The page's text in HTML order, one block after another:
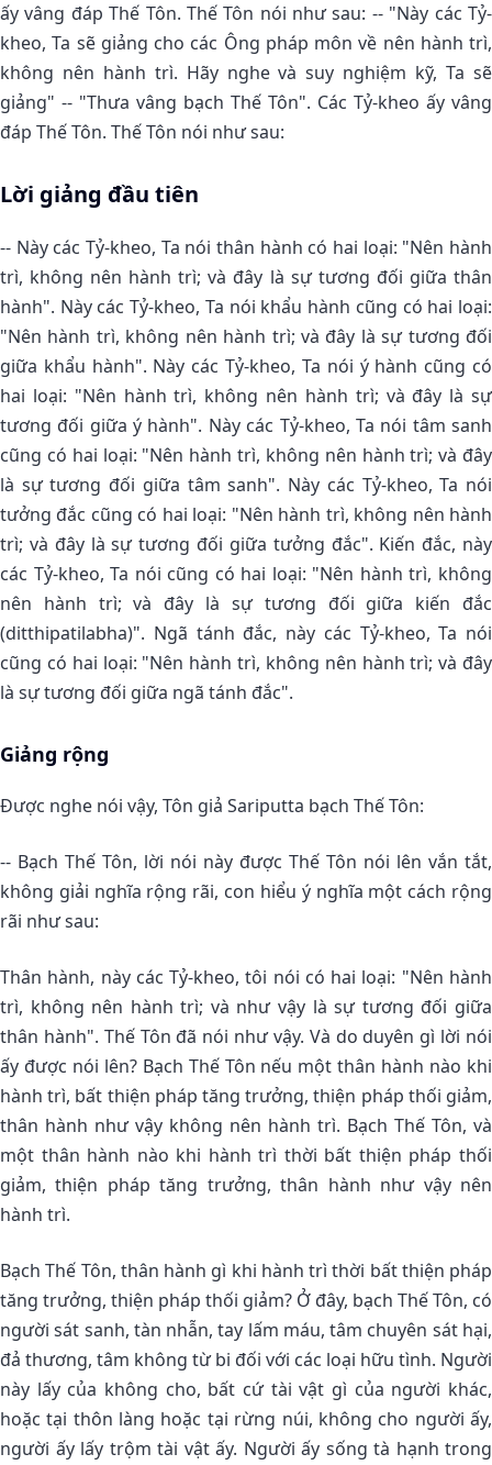
ấy vâng đáp Thế Tôn. Thế Tôn nói như sau: -- "Này các Tỷ-
kheo, Ta sẽ giảng cho các Ông pháp môn về nên hành trì,
không nên hành trì. Hãy nghe và suy nghiệm kỹ, Ta sẽ
giảng" -- "Thưa vâng bạch Thế Tôn". Các Tỷ-kheo ấy vâng
đáp Thế Tôn. Thế Tôn nói như sau:
Lời giảng đầu tiên
-- Này các Tỷ-kheo, Ta nói thân hành có hai loại: "Nên hành
trì, không nên hành trì; và đây là sự tương đối giữa thân
hành". Này các Tỷ-kheo, Ta nói khẩu hành cũng có hai loại:
"Nên hành trì, không nên hành trì; và đây là sự tương đối
giữa khẩu hành". Này các Tỷ-kheo, Ta nói ý hành cũng có
hai loại: "Nên hành trì, không nên hành trì; và đây là sự
tương đối giữa ý hành". Này các Tỷ-kheo, Ta nói tâm sanh
cũng có hai loại: "Nên hành trì, không nên hành trì; và đây
là sự tương đối giữa tâm sanh". Này các Tỷ-kheo, Ta nói
tưởng đắc cũng có hai loại: "Nên hành trì, không nên hành
trì; và đây là sự tương đối giữa tưởng đắc". Kiến đắc, này
các Tỷ-kheo, Ta nói cũng có hai loại: "Nên hành trì, không
nên hành trì; và đây là sự tương đối giữa kiến đắc
(ditthipatilabha)". Ngã tánh đắc, này các Tỷ-kheo, Ta nói
cũng có hai loại: "Nên hành trì, không nên hành trì; và đây
là sự tương đối giữa ngã tánh đắc".
Giảng rộng
Ðược nghe nói vậy, Tôn giả Sariputta bạch Thế Tôn:
-- Bạch Thế Tôn, lời nói này được Thế Tôn nói lên vắn tắt,
không giải nghĩa rộng rãi, con hiểu ý nghĩa một cách rộng
rãi như sau:
Thân hành, này các Tỷ-kheo, tôi nói có hai loại: "Nên hành
trì, không nên hành trì; và như vậy là sự tương đối giữa
thân hành". Thế Tôn đã nói như vậy. Và do duyên gì lời nói
ấy được nói lên? Bạch Thế Tôn nếu một thân hành nào khi
hành trì, bất thiện pháp tăng trưởng, thiện pháp thối giảm,
thân hành như vậy không nên hành trì. Bạch Thế Tôn, và
một thân hành nào khi hành trì thời bất thiện pháp thối
giảm, thiện pháp tăng trưởng, thân hành như vậy nên
hành trì.
Bạch Thế Tôn, thân hành gì khi hành trì thời bất thiện pháp
tăng trưởng, thiện pháp thối giảm? Ở đây, bạch Thế Tôn, có
người sát sanh, tàn nhẫn, tay lấm máu, tâm chuyên sát hại,
đả thương, tâm không từ bi đối với các loại hữu tình. Người
này lấy của không cho, bất cứ tài vật gì của người khác,
hoặc tại thôn làng hoặc tại rừng núi, không cho người ấy,
người ấy lấy trộm tài vật ấy. Người ấy sống tà hạnh trong